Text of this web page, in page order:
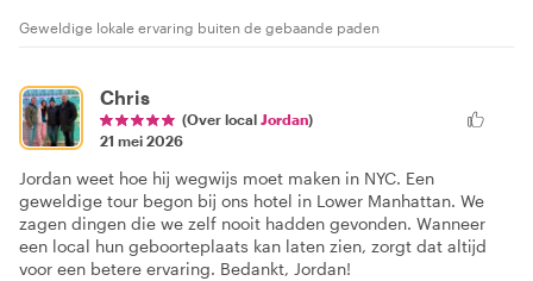
Geweldige lokale ervaring buiten de gebaande paden
Chris
(Over local Jordan)
21 mei 2026
Jordan weet hoe hij wegwijs moet maken in NYC. Een
geweldige tour begon bij ons hotel in Lower Manhattan. We
zagen dingen die we zelf nooit hadden gevonden. Wanneer
een local hun geboorteplaats kan laten zien, zorgt dat altijd
voor een betere ervaring. Bedankt, Jordan!